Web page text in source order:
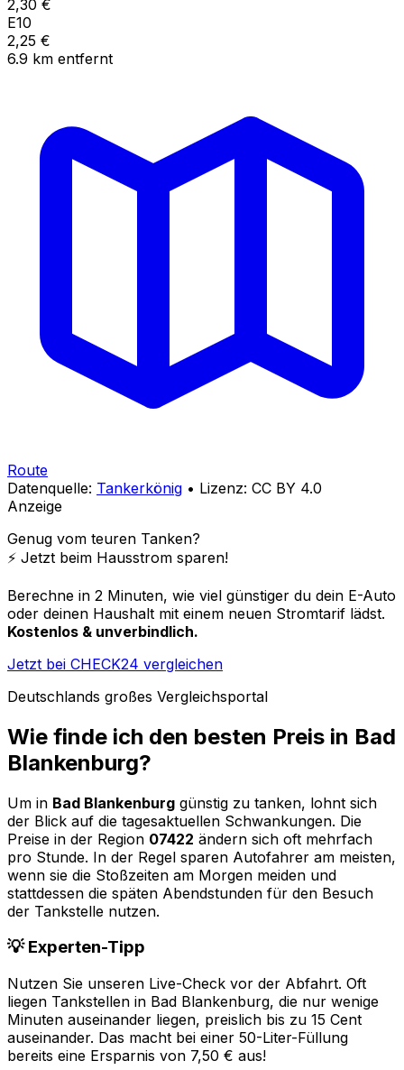
2,30 €
E10
2,25 €
6.9 km entfernt
Route
Datenquelle: Tankerkönig • Lizenz: CC BY 4.0
Anzeige
Genug vom teuren Tanken?
⚡️ Jetzt beim Hausstrom sparen!
Berechne in 2 Minuten, wie viel günstiger du dein E-Auto
oder deinen Haushalt mit einem neuen Stromtarif lädst.
Kostenlos & unverbindlich.
Jetzt bei CHECK24 vergleichen
Deutschlands großes Vergleichsportal
Wie finde ich den besten Preis in Bad
Blankenburg?
Um in Bad Blankenburg günstig zu tanken, lohnt sich
der Blick auf die tagesaktuellen Schwankungen. Die
Preise in der Region 07422 ändern sich oft mehrfach
pro Stunde. In der Regel sparen Autofahrer am meisten,
wenn sie die Stoßzeiten am Morgen meiden und
stattdessen die späten Abendstunden für den Besuch
der Tankstelle nutzen.
💡 Experten-Tipp
Nutzen Sie unseren Live-Check vor der Abfahrt. Oft
liegen Tankstellen in Bad Blankenburg, die nur wenige
Minuten auseinander liegen, preislich bis zu 15 Cent
auseinander. Das macht bei einer 50-Liter-Füllung
bereits eine Ersparnis von 7,50 € aus!